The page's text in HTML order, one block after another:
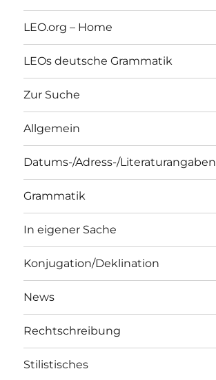
LEO.org – Home
LEOs deutsche Grammatik
Zur Suche
Allgemein
Datums-/Adress-/Literaturangaben
Grammatik
In eigener Sache
Konjugation/Deklination
News
Rechtschreibung
Stilistisches